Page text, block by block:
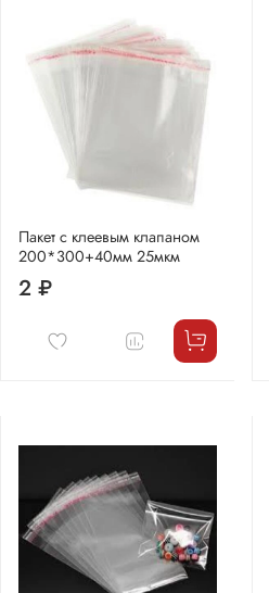
Пакет с клеевым клапаном
200*300+40мм 25мкм
2 ₽